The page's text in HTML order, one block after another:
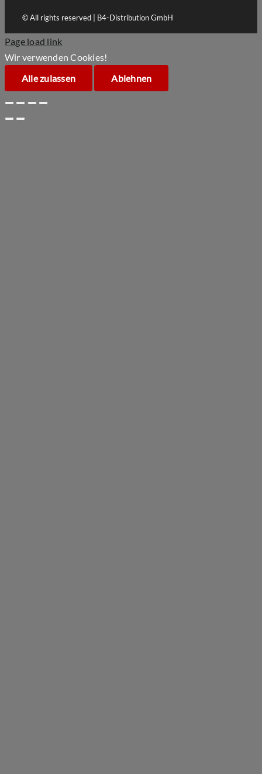
© All rights reserved | B4-Distribution GmbH
Page load link
Wir verwenden Cookies!
Alle zulassen
Ablehnen